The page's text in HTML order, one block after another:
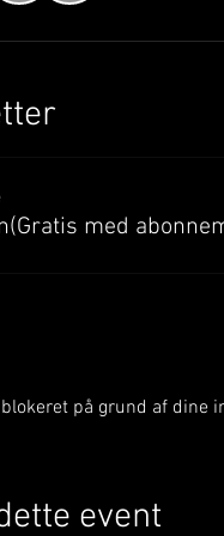
med
blokeret på grund af
event